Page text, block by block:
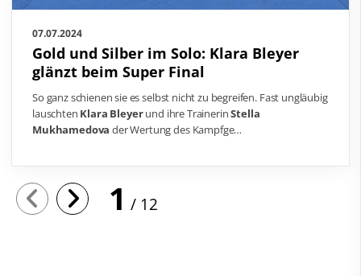
07.07.2024
Gold und Silber im Solo: Klara Bleyer
glänzt beim Super Final
So ganz schienen sie es selbst nicht zu begreifen. Fast ungläubig
lauschten Klara Bleyerund ihre TrainerinStella
Mukhamedova der Wertung des Kampfge…
1 12